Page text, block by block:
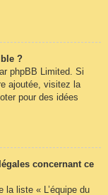
?
phpBB Limited. Si
ajoutée, visitez la
pour des idées
concernant ce
la liste « L’équipe du